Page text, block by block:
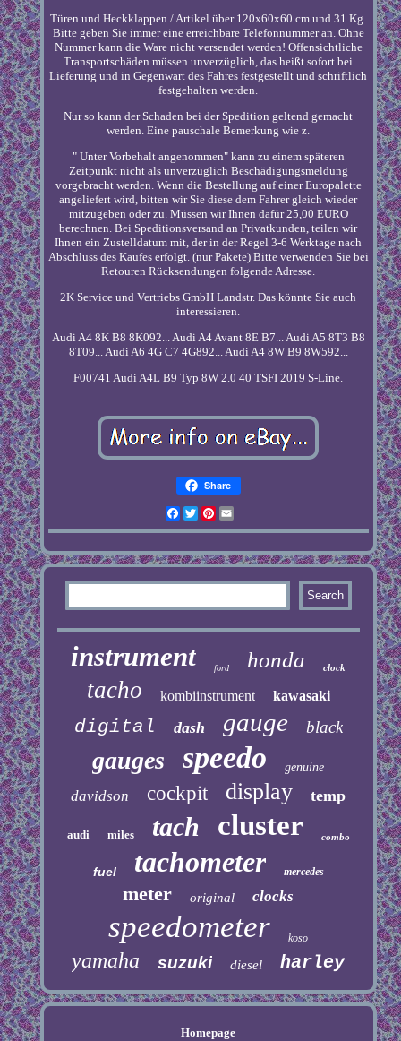
Türen und Heckklappen / Artikel über 120x60x60 cm und 31 Kg.
Bitte geben Sie immer eine erreichbare Telefonnummer an. Ohne
Nummer kann die Ware nicht versendet werden! Offensichtliche
Transportschäden müssen unverzüglich, das heißt sofort bei
Lieferung und in Gegenwart des Fahres festgestellt und schriftlich
festgehalten werden.
Nur so kann der Schaden bei der Spedition geltend gemacht
werden. Eine pauschale Bemerkung wie z.
" Unter Vorbehalt angenommen" kann zu einem späteren
Zeitpunkt nicht als unverzüglich Beschädigungsmeldung
vorgebracht werden. Wenn die Bestellung auf einer Europalette
angeliefert wird, bitten wir Sie diese dem Fahrer gleich wieder
mitzugeben oder zu. Müssen wir Ihnen dafür 25,00 EURO
berechnen. Bei Speditionsversand an Privatkunden, teilen wir
Ihnen ein Zustelldatum mit, der in der Regel 3-6 Werktage nach
Abschluss des Kaufes erfolgt. (nur Pakete) Bitte verwenden Sie bei
Retouren Rücksendungen folgende Adresse.
2K Service und Vertriebs GmbH Landstr. Das könnte Sie auch
interessieren.
Audi A4 8K B8 8K092... Audi A4 Avant 8E B7... Audi A5 8T3 B8
8T09... Audi A6 4G C7 4G892... Audi A4 8W B9 8W592...
F00741 Audi A4L B9 Typ 8W 2.0 40 TSFI 2019 S-Line.
Share
Facebook
TwitterPinterest
instrument ford honda clock
tacho kombiinstrument kawasaki
digital dash gauge black
gauges speedo genuine
davidson cockpit display temp
audi miles tach cluster combo
fuel tachometer mercedes
meter original clocks
speedometer koso
yamaha suzuki diesel harley
Homepage